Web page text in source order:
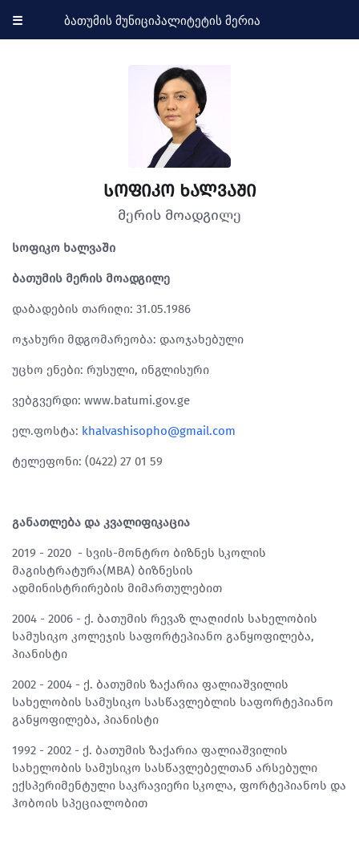
☰ ბათუმის მუნიციპალიტეტის მერია
სოფიკო ხალვაში
მერის მოადგილე
სოფიკო ხალვაში
ბათუმის მერის მოადგილე
დაბადების თარიღი: 31.05.1986
ოჯახური მდგომარეობა: დაოჯახებული
უცხო ენები: რუსული, ინგლისური
ვებგვერდი: www.batumi.gov.ge
ელ.ფოსტა: khalvashisopho@gmail.com
ტელეფონი: (0422) 27 01 59
განათლება და კვალიფიკაცია
2019 - 2020 - სვის-მონტრო ბიზნეს სკოლის
მაგისტრატურა(MBA) ბიზნესის
ადმინისტრირების მიმართულებით
2004 - 2006 - ქ. ბათუმის რევაზ ლაღიძის სახელობის
სამუსიკო კოლეჯის საფორტეპიანო განყოფილება,
პიანისტი
2002 - 2004 - ქ. ბათუმის ზაქარია ფალიაშვილის
სახელობის სამუსიკო სასწავლებლის საფორტეპიანო
განყოფილება, პიანისტი
1992 - 2002 - ქ. ბათუმის ზაქარია ფალიაშვილის
სახელობის სამუსიკო სასწავლებელთან არსებული
ექსპერიმენტული საკრავიერი სკოლა, ფორტეპიანოს და
ჰობოის სპეციალობით